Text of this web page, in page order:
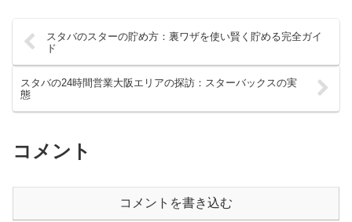
スタバのスターの貯め方：裏ワザを使い賢く貯める完全ガイ
ド
スタバの24時間営業大阪エリアの探訪：スターバックスの実
態
コメント
コメントを書き込む